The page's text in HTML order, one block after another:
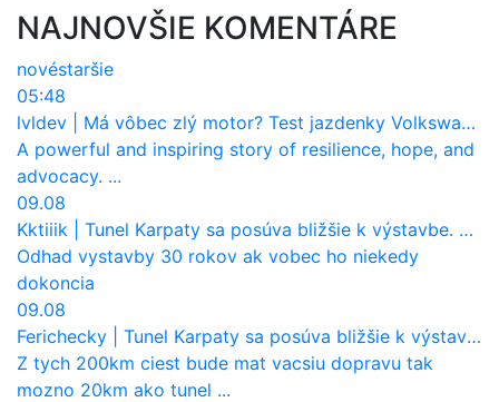
NAJNOVŠIE KOMENTÁRE
novéstaršie
05:48
lvldev
Má vôbec zlý motor? Test jazdenky Volkswagen T-Roc (2017 až 2025)
A powerful and inspiring story of resilience, hope, and
advocacy. ...
09.08
Kktiiik
Tunel Karpaty sa posúva bližšie k výstavbe. NDS urobila dôležitý krok
Odhad vystavby 30 rokov ak vobec ho niekedy
dokoncia
09.08
Ferichecky
Tunel Karpaty sa posúva bližšie k výstavbe. NDS urobila dôležitý krok
Z tych 200km ciest bude mat vacsiu dopravu tak
mozno 20km ako tunel ...